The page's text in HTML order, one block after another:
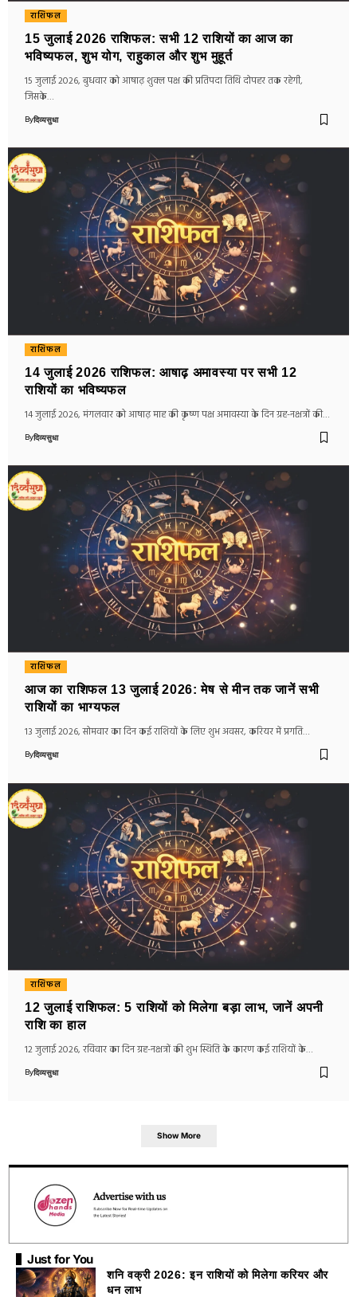
राशिफल
15 जुलाई 2026 राशिफल: सभी 12 राशियों का आज का
भविष्यफल, शुभ योग, राहुकाल और शुभ मुहूर्त
15 जुलाई 2026, बुधवार को आषाढ़ शुक्ल पक्ष की प्रतिपदा तिथि दोपहर तक रहेगी,
जिसके…
Byदिव्यसुधा
राशिफल
14 जुलाई 2026 राशिफल: आषाढ़ अमावस्या पर सभी 12
राशियों का भविष्यफल
14 जुलाई 2026, मंगलवार को आषाढ़ माह की कृष्ण पक्ष अमावस्या के दिन ग्रह-नक्षत्रों की…
Byदिव्यसुधा
राशिफल
आज का राशिफल 13 जुलाई 2026: मेष से मीन तक जानें सभी
राशियों का भाग्यफल
13 जुलाई 2026, सोमवार का दिन कई राशियों के लिए शुभ अवसर, करियर में प्रगति…
Byदिव्यसुधा
राशिफल
12 जुलाई राशिफल: 5 राशियों को मिलेगा बड़ा लाभ, जानें अपनी
राशि का हाल
12 जुलाई 2026, रविवार का दिन ग्रह-नक्षत्रों की शुभ स्थिति के कारण कई राशियों के…
Byदिव्यसुधा
Show More
Just for You
शनि वक्री 2026: इन राशियों को मिलेगा करियर और
धन लाभ